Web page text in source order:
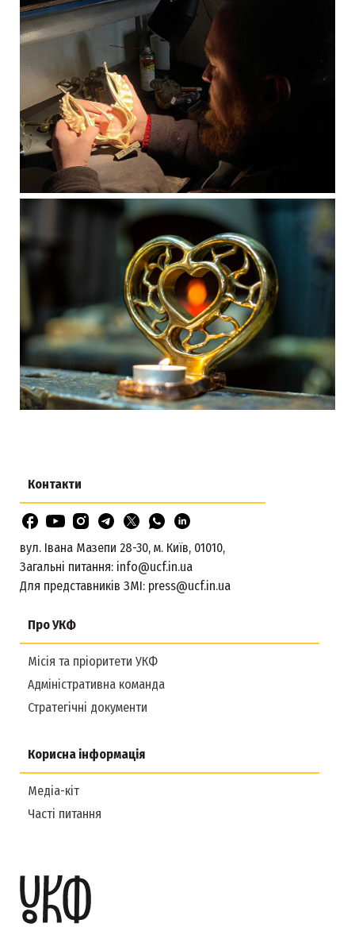
Про УКФ
Місія та пріоритети УКФ
Адміністративна команда
Стратегічні документи
Корисна інформація
Медіа-кіт
Часті питання
Контакти
вул. Івана Мазепи 28-30, м. Київ, 01010,
Загальні питання: info@ucf.in.ua
Для представників ЗМІ: press@ucf.in.ua